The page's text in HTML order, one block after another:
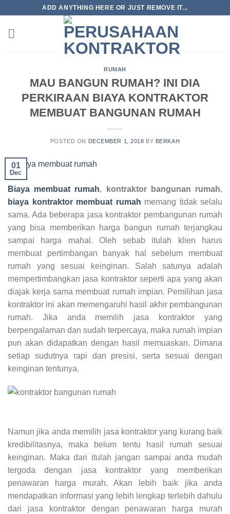
content
ADD ANYTHING HERE OR JUST REMOVE IT...
RUMAH
MAU BANGUN RUMAH? INI DIA
PERKIRAAN BIAYA KONTRAKTOR
MEMBUAT BANGUNAN RUMAH
POSTED ON DECEMBER 1, 2018 BY BERKAH
01
Dec
Biaya membuat rumah, kontraktor bangunan rumah,
biaya kontraktor membuat rumah memang tidak selalu
sama. Ada beberapa jasa kontraktor pembangunan rumah
yang bisa memberikan harga bangun rumah terjangkau
sampai harga mahal. Oleh sebab itulah klien harus
membuat pertimbangan banyak hal sebelum membuat
rumah yang sesuai keinginan. Salah satunya adalah
mempertimbangkan jasa kontraktor seperti apa yang akan
diajak kerja sama membuat rumah impian. Pemilihan jasa
kontraktor ini akan memengaruhi hasil akhir pembangunan
rumah. Jika anda memilih jasa kontraktor yang
berpengalaman dan sudah terpercaya, maka rumah impian
pun akan didapatkan dengan hasil memuaskan. Dimana
setiap sudutnya rapi dan presisi, serta sesuai dengan
keinginan tentunya.
Namun jika anda memilih jasa kontraktor yang kurang baik
kredibilitasnya, maka belum tentu hasil rumah sesuai
keinginan. Maka dari itulah jangan sampai anda mudah
tergoda dengan jasa kontraktor yang memberikan
penawaran harga murah. Akan lebih baik jika anda
mendapatkan informasi yang lebih lengkap terlebih dahulu
dari jasa kontraktor dengan penawaran harga murah